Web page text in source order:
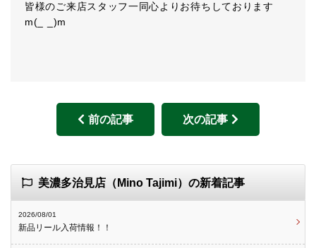
皆様のご来店スタッフ一同心よりお待ちしております
m(_ _)m
前の記事 次の記事
美濃多治見店（Mino Tajimi）の新着記事
2026/08/01
新品リール入荷情報！！